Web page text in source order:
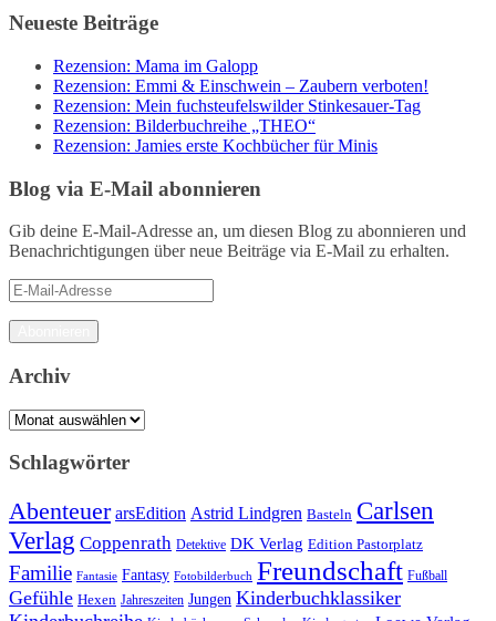
Neueste Beiträge
Rezension: Mama im Galopp
Rezension: Emmi & Einschwein – Zaubern verboten!
Rezension: Mein fuchsteufelswilder Stinkesauer-Tag
Rezension: Bilderbuchreihe „THEO“
Rezension: Jamies erste Kochbücher für Minis
Blog via E-Mail abonnieren
Gib deine E-Mail-Adresse an, um diesen Blog zu abonnieren und
Benachrichtigungen über neue Beiträge via E-Mail zu erhalten.
E-
Mail-
Adresse
Archiv
Archiv
Schlagwörter
Abenteuer arsEdition Astrid Lindgren Basteln Carlsen
Verlag Coppenrath Detektive DK Verlag Edition Pastorplatz
Familie Fantasie Fantasy Fotobilderbuch Freundschaft Fußball
Gefühle Hexen Jahreszeiten Jungen Kinderbuchklassiker